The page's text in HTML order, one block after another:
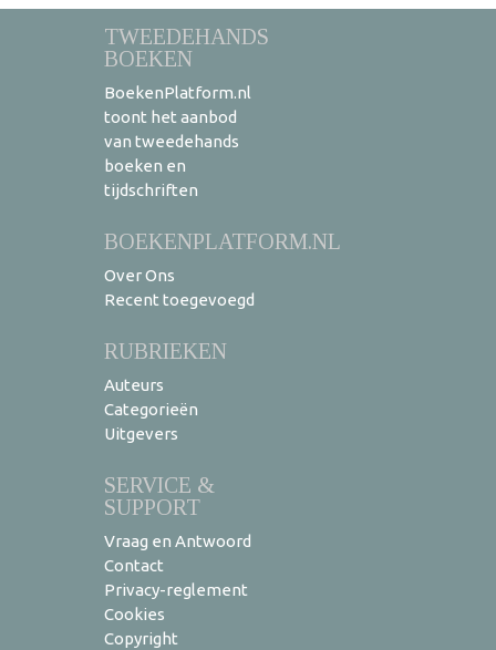
TWEEDEHANDS
BOEKEN
BoekenPlatform.nl
toont het aanbod
van tweedehands
boeken en
tijdschriften
BOEKENPLATFORM.NL
Over Ons
Recent toegevoegd
RUBRIEKEN
Auteurs
Categorieën
Uitgevers
SERVICE &
SUPPORT
Vraag en Antwoord
Contact
Privacy-reglement
Cookies
Copyright